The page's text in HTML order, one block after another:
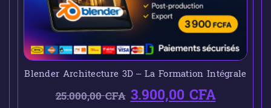
Blender Architecture 3D – La Formation Intégrale
25.000,00CFA 3.900,00CFA